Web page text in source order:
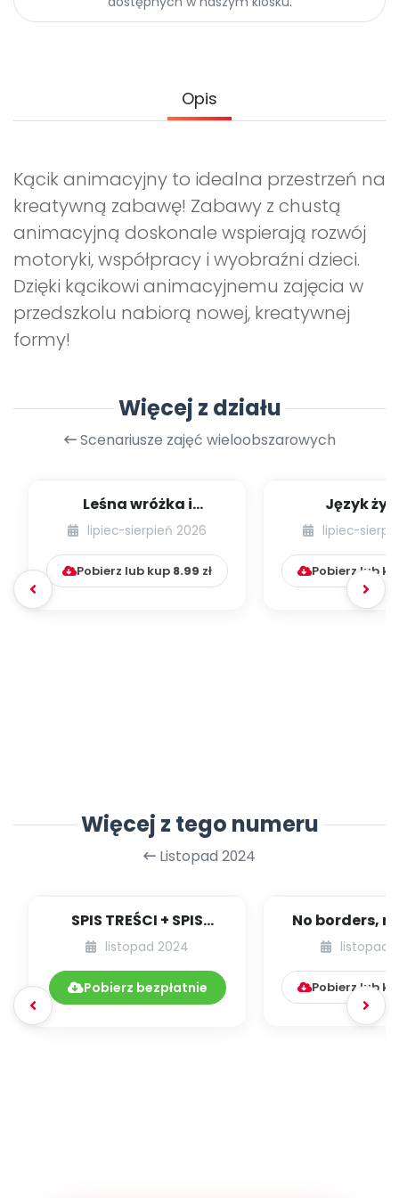
Promocje
Opis
Kącik animacyjny to idealna przestrzeń na
kreatywną zabawę! Zabawy z chustą
animacyjną doskonale wspierają rozwój
motoryki, współpracy i wyobraźni dzieci.
Dzięki kącikowi animacyjnemu zajęcia w
przedszkolu nabiorą nowej, kreatywnej
formy!
Więcej z działu
Scenariusze zajęć wieloobszarowych
Leśna wróżka i
przyjaciele
lipiec-sierpień 2026
Pobierz lub kup 8.99 zł
Język
lipiec-
Pobierz lub
Więcej z tego numeru
Listopad 2024
SPIS TREŚCI + SPIS
POMOCY
DYDAKTYCZNYCH
11.278/2024
listopad 2024
Pobierz bezpłatnie
No borders,
czyli
świat bez
listopad
Pobierz lub